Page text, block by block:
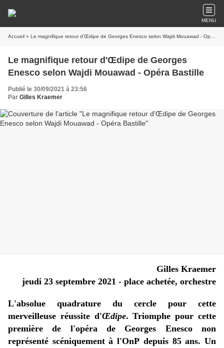
MENU
Accueil » Le magnifique retour d'Œdipe de Georges Enesco selon Wajdi Mouawad - Opéra Bastille
Le magnifique retour d'Œdipe de Georges
Enesco selon Wajdi Mouawad - Opéra Bastille
Publié le 30/09/2021 à 23:56
Par Gilles Kraemer
Gilles Kraemer
jeudi 23 septembre 2021 - place achetée, orchestre
L'absolue quadrature du cercle pour cette
merveilleuse réussite d'Œdipe. Triomphe pour cette
première de l'opéra de Georges Enesco non
représenté scéniquement à l'OnP depuis 85 ans. Un